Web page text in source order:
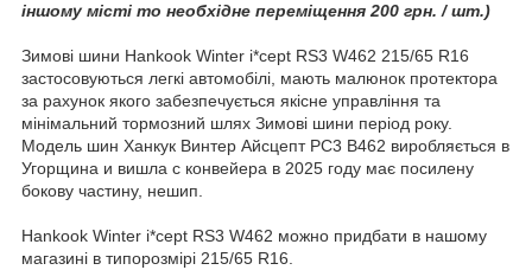
іншому місті то необхідне переміщення 200 грн. / шт.)
Зимові шини Hankook Winter i*cept RS3 W462 215/65 R16
застосовуються легкі автомобілі, мають малюнок протектора
за рахунок якого забезпечується якісне управління та
мінімальний тормозний шлях Зимові шини період року.
Модель шин Ханкук Винтер Айсцепт РС3 В462 виробляється в
Угорщина и вишла с конвейера в 2025 году має посилену
бокову частину, нешип.
Hankook Winter i*cept RS3 W462 можно придбати в нашому
магазині в типорозмірі 215/65 R16.